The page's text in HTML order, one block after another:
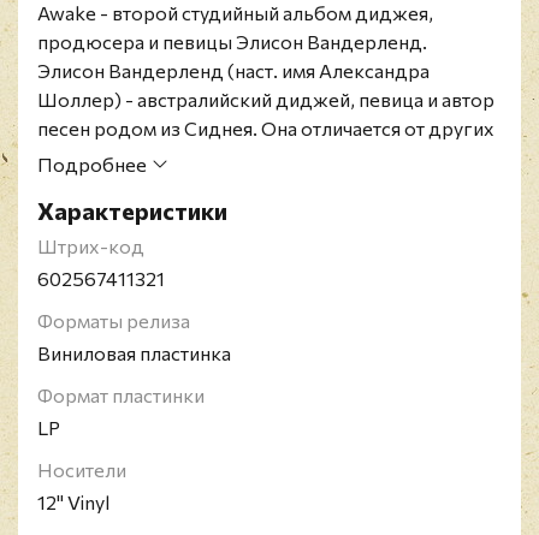
Awake - второй студийный альбом диджея,
продюсера и певицы Элисон Вандерленд.
Элисон Вандерленд (наст. имя Александра
Шоллер) - австралийский диджей, певица и автор
песен родом из Сиднея. Она отличается от других
исполнителей своим необычным звучанием
В июне 2014 года девушка выпустила свой
дебютный мини-альбом "Calm Down", состоящий
из пяти треков, а 23 января 2015 был выпущен
Релиз дебютного альбома "Run" состоялся 20
марта 2015 года в Австралии и 7 апреля в США. В
2017 году она попала в Top 100 от DJ Mag's под
номером 89.
Подробнее
Характеристики
Штрих-код
602567411321
Форматы релиза
Виниловая пластинка
Формат пластинки
LP
Носители
12" Vinyl